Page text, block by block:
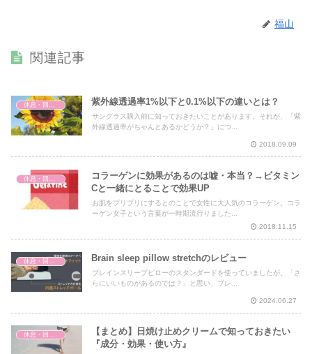
福山
関連記事
休息・回復・不調対策 紫外線透過率1%以下と0.1%以下の違いとは？
サングラス購入前に知っておきたいことがあります。それが、「紫
外線透過率がちゃんとあるかどうか？」につ...
2018.09.09
コラーゲンに効果があるのは嘘・本当？→ビタミン
Cと一緒にとることで効果UP
お肌をプリプリにするとのことで女性に大人気のコラーゲン。コラ
ーゲン女子という言葉が一時期流行りました...
2018.11.15
Brain sleep pillow stretchのレビュー
ブレインスリープピローのスタンダードを使っていましたが、「さ
らにいいものがあるのでは？」と思い、ブレ...
2024.06.27
休息・回復・不調対策
【まとめ】日焼け止めクリームで知っておきたい
『成分・効果・使い方』